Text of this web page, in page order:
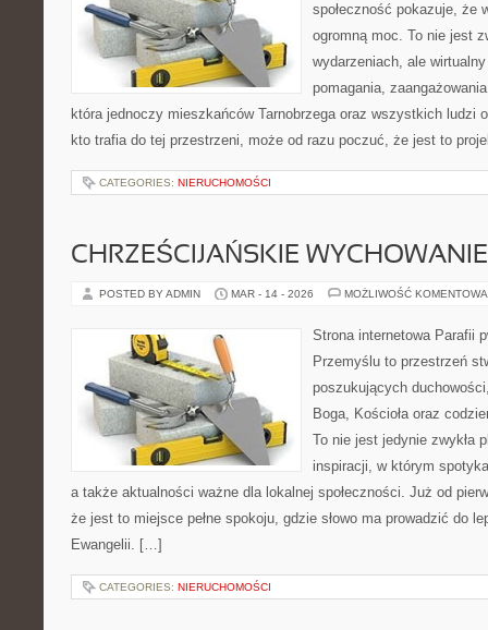
społeczność pokazuje, że
ogromną moc. To nie jest
wydarzeniach, ale
pomagania,
która jednoczy mieszkańców Tarnobrzega oraz wszystkich ludzi
kto trafia do tej przestrzeni, może od razu poczuć, że jest to
CATEGORIES: NIERUCHOMOŚCI
CHRZEŚCIJAŃSKIE
POSTED BY ADMIN MAR - 14 - 2026 MOŻLIWOŚĆ
Strona internetowa Parafii
Przemyślu to przestrzeń
poszukujących
Boga, Kościoła oraz
To nie jest jedynie zwykła
inspiracji, w którym
a także aktualności ważne dla lokalnej społeczności. Już od
że jest to miejsce pełne spokoju, gdzie słowo ma prowadzić do
Ewangelii. […]
CATEGORIES: NIERUCHOMOŚCI